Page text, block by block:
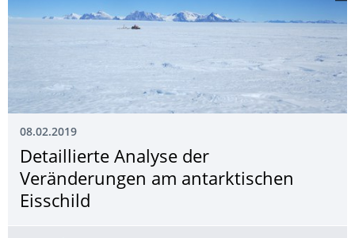
08.02.2019
Detaillierte Analyse der
Veränderungen am antarktischen
Eisschild